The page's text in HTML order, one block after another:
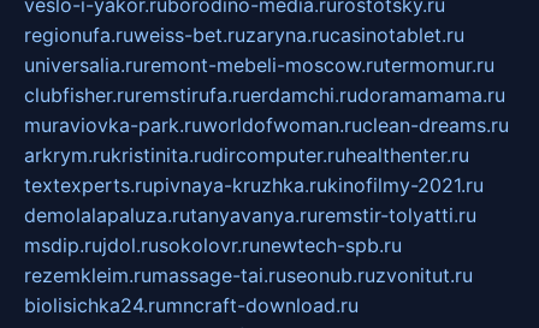
regionufa.ruweiss-bet.ruzaryna.rucasinotablet.ru
universalia.ruremont-mebeli-moscow.rutermomur.ru
clubfisher.ruremstirufa.ruerdamchi.rudoramamama.ru
muraviovka-park.ruworldofwoman.ruclean-dreams.ru
arkrym.rukristinita.rudircomputer.ruhealthenter.ru
textexperts.rupivnaya-kruzhka.rukinofilmy-2021.ru
demolalapaluza.rutanyavanya.ruremstir-tolyatti.ru
msdip.rujdol.rusokolovr.runewtech-spb.ru
rezemkleim.rumassage-tai.ruseonub.ruzvonitut.ru
biolisichka24.rumncraft-download.ru